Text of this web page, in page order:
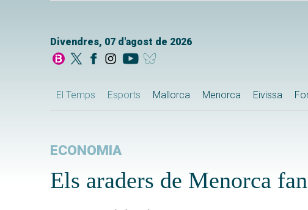
Divendres, 07 d'agost de 2026
El Temps Esports Mallorca Menorca Eivissa
ECONOMIA
Els araders de Menorca